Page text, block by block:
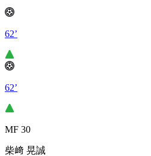
62’
62’
MF 30
柴﨑 晃誠